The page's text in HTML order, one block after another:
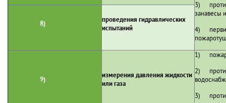
3)
занавесы
4)
8)
проведения гидравлических
испытаний
9)
измерения давления жидкости
или газа
1)
2)
3)